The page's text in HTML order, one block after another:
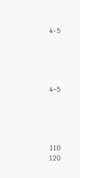
4-5
4-5
110
120